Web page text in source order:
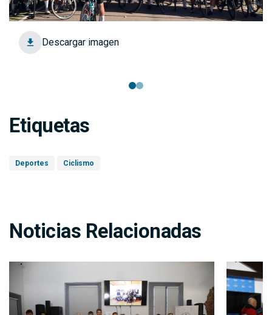
Descargar imagen
Etiquetas
Deportes Ciclismo
Noticias Relacionadas